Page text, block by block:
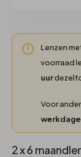
Lenzen
voorraad
uur
Voor
2 x 6